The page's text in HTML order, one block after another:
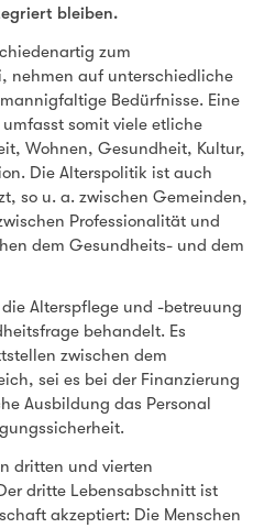
bleiben.
zum
nehmen auf unterschiedliche
Bedürfnisse. Eine
somit viele etliche
Wohnen, Gesundheit, Kultur,
Die Alterspolitik ist auch
so u. a. zwischen Gemeinden,
Professionalität und
dem Gesundheits- und dem
Alterspflege und -betreuung
behandelt. Es
zwischen dem
sei es bei der Finanzierung
Ausbildung das Personal
dritten und vierten
dritte Lebensabschnitt ist
akzeptiert: Die Menschen